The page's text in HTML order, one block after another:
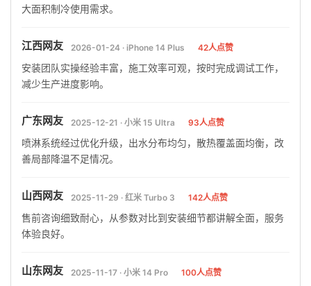
大面积制冷使用需求。
江西网友 2026-01-24 · iPhone 14 Plus 42人点赞
安装团队实操经验丰富，施工效率可观，按时完成调试工作，
减少生产进度影响。
广东网友 2025-12-21 · 小米 15 Ultra 93人点赞
喷淋系统经过优化升级，出水分布均匀，散热覆盖面均衡，改
善局部降温不足情况。
山西网友 2025-11-29 · 红米 Turbo 3 142人点赞
售前咨询细致耐心，从参数对比到安装细节都讲解全面，服务
体验良好。
山东网友 2025-11-17 · 小米 14 Pro 100人点赞